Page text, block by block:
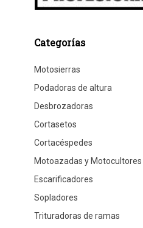
Categorías
Motosierras
Podadoras de altura
Desbrozadoras
Cortasetos
Cortacéspedes
Motoazadas y Motocultores
Escarificadores
Sopladores
Trituradoras de ramas